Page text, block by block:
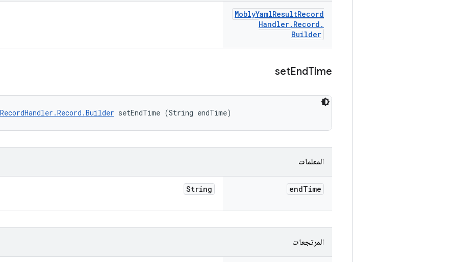
MoblyYamlResultRecord
Handler. Record .
Builder
setEndTime
setEndTime (String endTime)
المعلمات
endTime
String
المرتجعات